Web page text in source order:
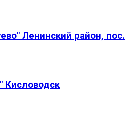
Ленинский район,
Кисловодск